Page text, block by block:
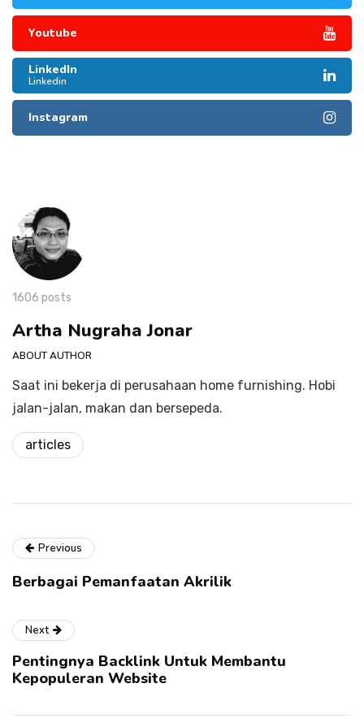
Youtube
LinkedIn
Linkedin
Instagram
1606 posts
Artha Nugraha Jonar
ABOUT AUTHOR
Saat ini bekerja di perusahaan home furnishing. Hobi
jalan-jalan, makan dan bersepeda.
articles
Previous
Berbagai Pemanfaatan Akrilik
Next
Pentingnya Backlink Untuk Membantu
Kepopuleran Website